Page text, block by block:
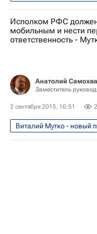
Футбол
Спорт
Российский
Исполком РФС
мобильным и нести
ответственность -
Анатолий
Заместитель
2 сентября 2015, 10:51 2
Футбол
Спорт